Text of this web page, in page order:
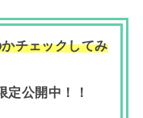
チェックしてみ
定公開中！！